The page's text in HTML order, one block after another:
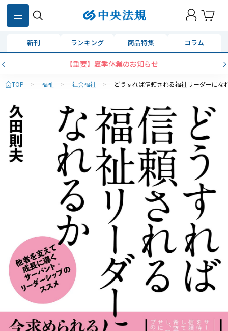
新刊 ランキング 商品特集 コラム
【重要】夏季休業のお知らせ
TOP > 福祉 > 社会福祉 > どうすれば信頼される福祉リーダーに